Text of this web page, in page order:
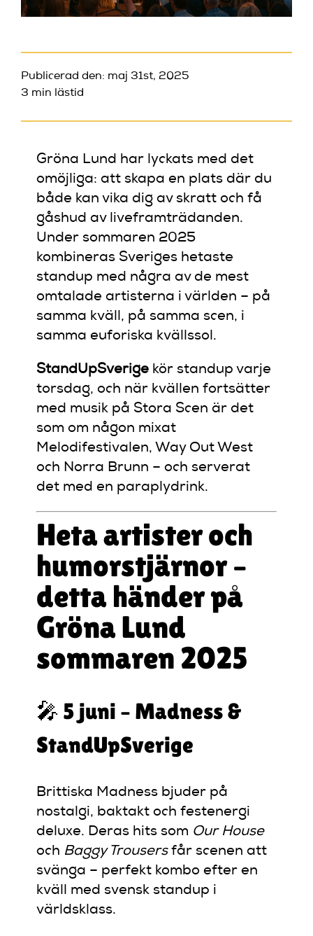
Publicerad den: maj 31st, 2025
3 min lästid
Gröna Lund har lyckats med det
omöjliga: att skapa en plats där du
både kan vika dig av skratt och få
gåshud av liveframträdanden.
Under sommaren 2025
kombineras Sveriges hetaste
standup med några av de mest
omtalade artisterna i världen – på
samma kväll, på samma scen, i
samma euforiska kvällssol.
StandUpSverige kör standup varje
torsdag, och när kvällen fortsätter
med musik på Stora Scen är det
som om någon mixat
Melodifestivalen, Way Out West
och Norra Brunn – och serverat
det med en paraplydrink.
Heta artister och
humorstjärnor –
detta händer på
Gröna Lund
sommaren 2025
🎤 5 juni – Madness &
StandUpSverige
Brittiska Madness bjuder på
nostalgi, baktakt och festenergi
deluxe. Deras hits som Our House
och Baggy Trousersfår scenen att
svänga – perfekt kombo efter en
kväll med svensk standup i
världsklass.